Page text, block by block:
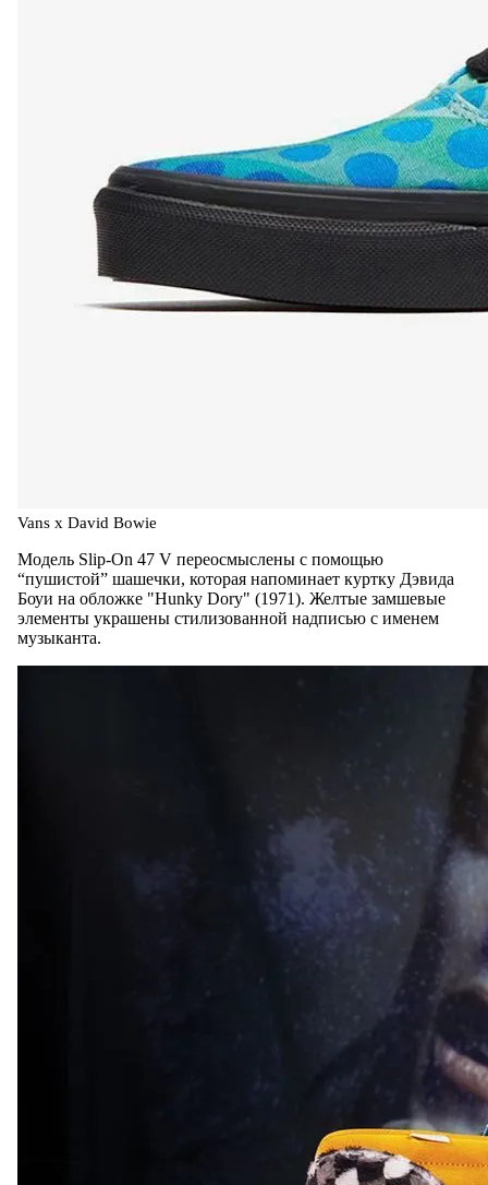
Vans x David Bowie
Модель Slip-On 47 V переосмыслены с помощью
“пушистой” шашечки, которая напоминает куртку Дэвида
Боуи на обложке "Hunky Dory" (1971). Желтые замшевые
элементы украшены стилизованной надписью с именем
музыканта.